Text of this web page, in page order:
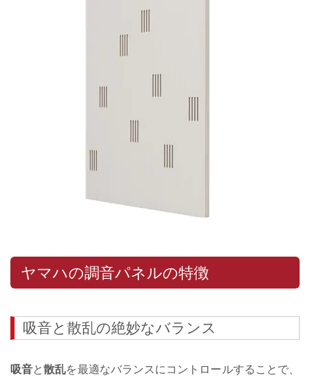
ヤマハの調音パネルの特徴
吸音と散乱の絶妙なバランス
吸音と散乱を最適なバランスにコントロールすることで、